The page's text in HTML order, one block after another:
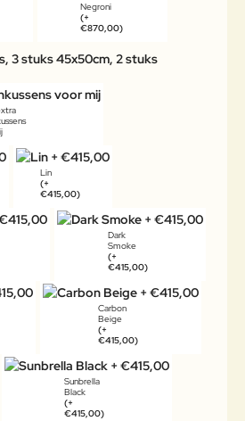
Negroni
(+
€870,00)
3 stuks 45x50cm, 2 stuks
Lin
(+
€415,00)
Dark
Smoke
(+
€415,00)
Carbon
Beige
(+
€415,00)
Sunbrella
Black
(+
€415,00)